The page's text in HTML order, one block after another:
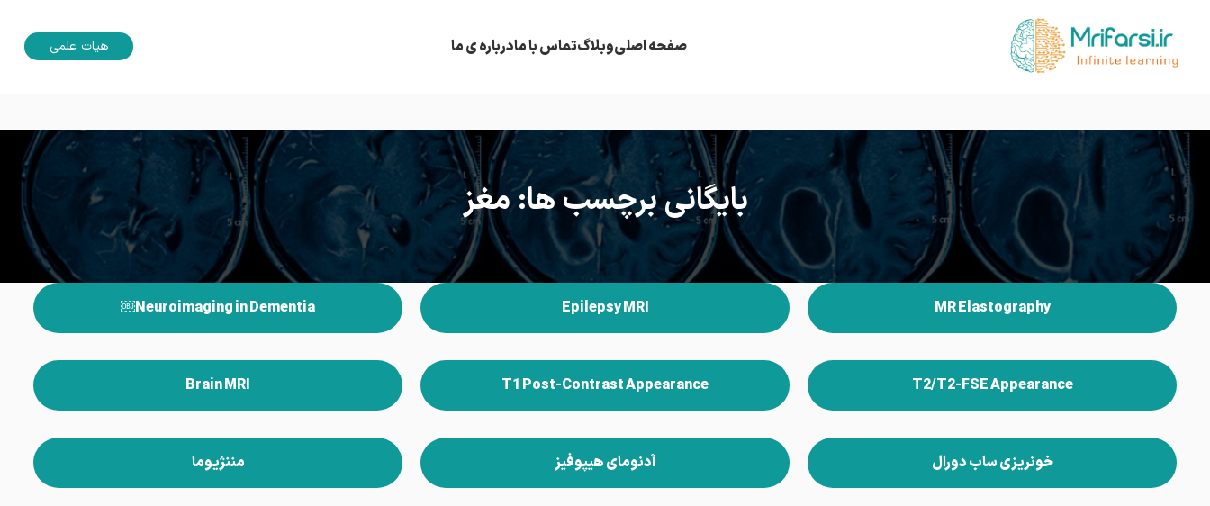
صفحه اصلیوبلاگتماس با مادرباره ی ما هیات علمی
بایگانی برچسب ها: مغز
MR Elastography
Epilepsy MRI
Neuroimaging in Dementia￼
T2/T2-FSE Appearance
T1 Post-Contrast Appearance
Brain MRI
خونریزی ساب دورال آدنومای هیپوفیز مننژیوما